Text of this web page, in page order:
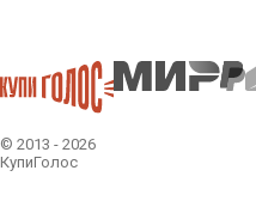
© 2013 - 2026
КупиГолос